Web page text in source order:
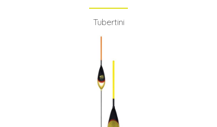
Tubertini